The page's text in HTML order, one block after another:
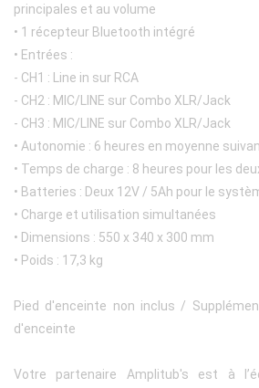
principales et au volume
• 1 récepteur Bluetooth intégré
• Entrées :
- CH1 : Line in sur RCA
- CH2 : MIC/LINE sur Combo XLR/Jack
- CH3 : MIC/LINE sur Combo XLR/Jack
• Autonomie : 6 heures en moyenne
• Temps de charge : 8 heures pour les
• Batteries : Deux 12V / 5Ah pour le
• Charge et utilisation simultanées
• Dimensions : 550 x 340 x 300 mm
• Poids : 17,3 kg
Pied d'enceinte non inclus /
d'enceinte
Votre partenaire Amplitub's est à